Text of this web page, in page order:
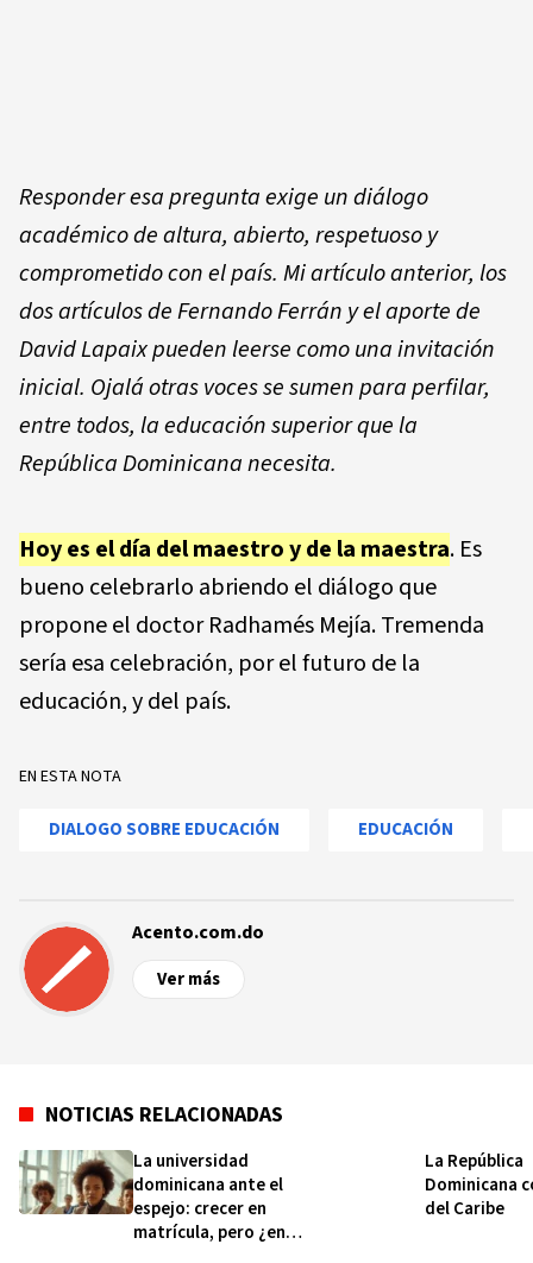
Responder esa pregunta exige un diálogo
académico de altura, abierto, respetuoso y
comprometido con el país. Mi artículo anterior, los
dos artículos de Fernando Ferrán y el aporte de
David Lapaix pueden leerse como una invitación
inicial. Ojalá otras voces se sumen para perfilar,
entre todos, la educación superior que la
República Dominicana necesita.
Hoy es el día del maestro y de la maestra. Es
bueno celebrarlo abriendo el diálogo que
propone el doctor Radhamés Mejía. Tremenda
sería esa celebración, por el futuro de la
educación, y del país.
EN ESTA NOTA
DIALOGO SOBRE EDUCACIÓN EDUCACIÓN
Acento.com.do
Ver más
NOTICIAS RELACIONADAS
La universidad
dominicana ante el
espejo: crecer en
matrícula, pero ¿en
La República
Dominicana
del Caribe